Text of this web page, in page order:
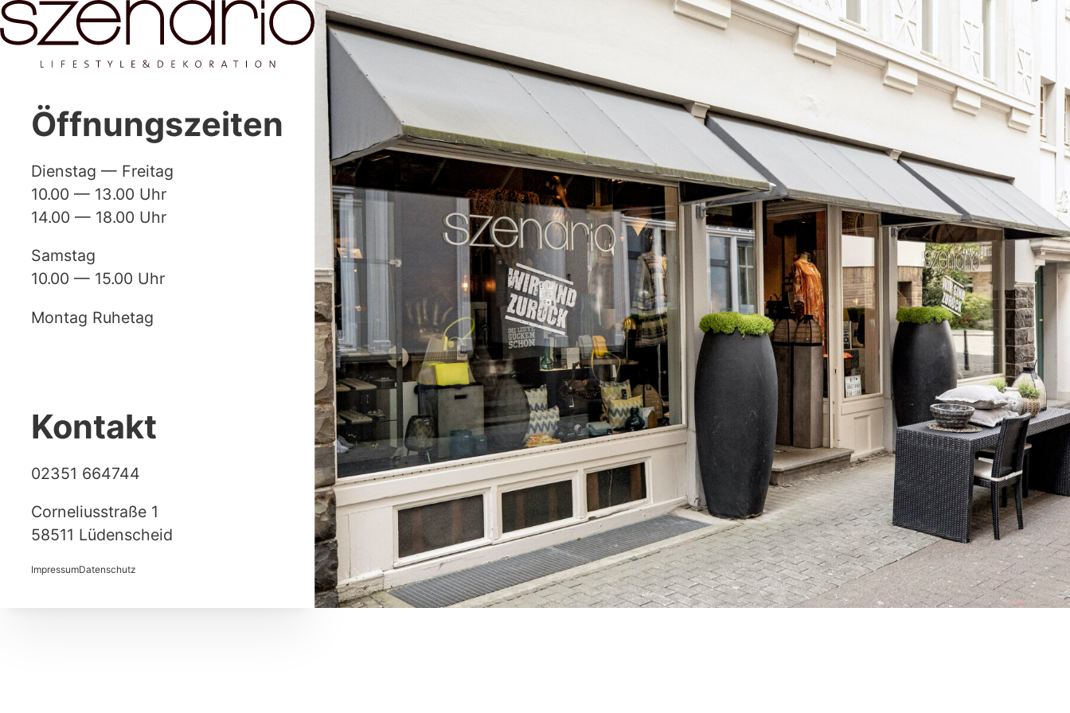
Öffnungszeiten
Dienstag — Freitag
10.00 — 13.00 Uhr
14.00 — 18.00 Uhr
Samstag
10.00 — 15.00 Uhr
Montag Ruhetag
Kontakt
02351 664744
Corneliusstraße 1
58511 Lüdenscheid
ImpressumDatenschutz